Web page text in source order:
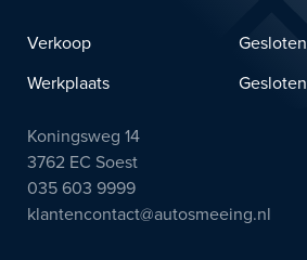
Verkoop
Gesloten
Werkplaats
Gesloten
Koningsweg 14
3762 EC Soest
035 603 9999
klantencontact@autosmeeing.nl